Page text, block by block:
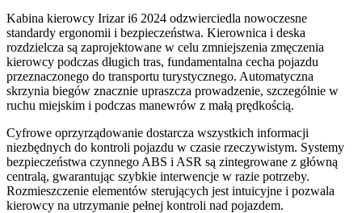
Kabina kierowcy Irizar i6 2024 odzwierciedla nowoczesne
standardy ergonomii i bezpieczeństwa. Kierownica i deska
rozdzielcza są zaprojektowane w celu zmniejszenia zmęczenia
kierowcy podczas długich tras, fundamentalna cecha pojazdu
przeznaczonego do transportu turystycznego. Automatyczna
skrzynia biegów znacznie upraszcza prowadzenie, szczególnie w
ruchu miejskim i podczas manewrów z małą prędkością.
Cyfrowe oprzyrządowanie dostarcza wszystkich informacji
niezbędnych do kontroli pojazdu w czasie rzeczywistym. Systemy
bezpieczeństwa czynnego ABS i ASR są zintegrowane z główną
centralą, gwarantując szybkie interwencje w razie potrzeby.
Rozmieszczenie elementów sterujących jest intuicyjne i pozwala
kierowcy na utrzymanie pełnej kontroli nad pojazdem.